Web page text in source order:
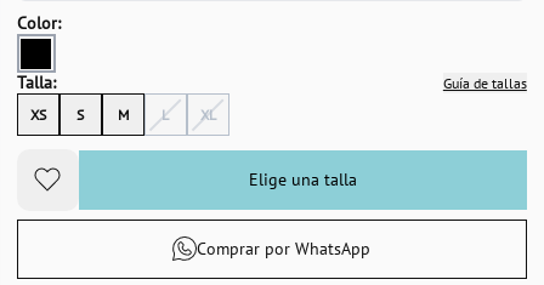
Color:
Talla:
Guía de tallas
XS
S M L XL
Elige una talla
Comprar por WhatsApp